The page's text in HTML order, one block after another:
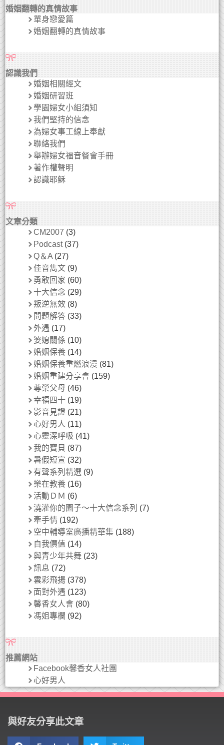
婚姻翻轉的真情故事
單身戀愛篇
婚姻翻轉的真情故事
認識我們
婚姻相關經文
婚姻研習班
學園婦女小組須知
我們堅持的信念
為婦女事工線上奉獻
聯絡我們
舉辦婦女福音餐會手冊
著作權聲明
認識耶穌
文章分類
CM2007 (3)
Podcast(37)
Q＆A (27)
佳音雋文 (9)
勇敢回家 (60)
十大信念 (29)
叛逆無效 (8)
問題解答 (33)
外遇 (17)
婆媳關係 (10)
婚姻保養 (14)
婚姻保養重燃浪漫 (81)
婚姻重建分享會 (159)
尊榮父母 (46)
幸福四十 (19)
影音見證 (21)
心好男人 (11)
心靈深呼吸 (41)
我的寶貝 (87)
暑假短宣 (32)
有聲系列精選 (9)
樂在教養 (16)
活動ＤＭ (6)
澆灌你的園子～十大信念系列 (7)
牽手情 (192)
空中輔導室廣播精華集 (188)
自我價值 (14)
與青少年共舞 (23)
訊息 (72)
雲彩飛揚 (378)
面對外遇 (123)
馨香女人會 (80)
馮姐專欄 (92)
推薦網站
Facebook馨香女人社團
心好男人
與好友分享此文章